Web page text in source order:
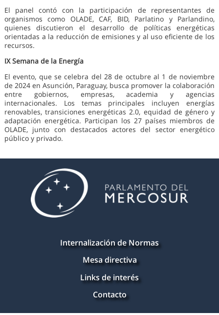
El panel contó con la participación de representantes de
organismos como OLADE, CAF, BID, Parlatino y Parlandino,
quienes discutieron el desarrollo de políticas energéticas
orientadas a la reducción de emisiones y al uso eficiente de los
recursos.
IX Semana de la Energía
El evento, que se celebra del 28 de octubre al 1 de noviembre
de 2024 en Asunción, Paraguay, busca promover la colaboración
entre gobiernos, empresas, academia y agencias
internacionales. Los temas principales incluyen energías
renovables, transiciones energéticas 2.0, equidad de género y
adaptación energética. Participan los 27 países miembros de
OLADE, junto con destacados actores del sector energético
público y privado.
Internalización de Normas
Mesa directiva
Links de interés
Contacto